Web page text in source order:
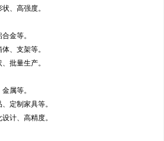
、高强度。
金等。
、支架等。
批量生产。
属等。
定制家具等。
计、高精度。